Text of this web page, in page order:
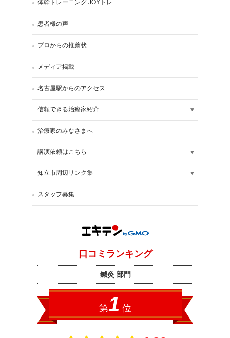
体幹トレーニング JOYトレ
患者様の声
プロからの推薦状
メディア掲載
名古屋駅からのアクセス
信頼できる治療家紹介
治療家のみなさまへ
講演依頼はこちら
知立市周辺リンク集
スタッフ募集